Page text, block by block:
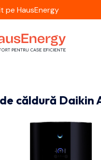
pe HausEnergy
căldură Daikin